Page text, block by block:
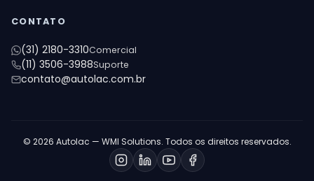
CONTATO
(31) 2180-3310Comercial
(11) 3506-3988Suporte
contato@autolac.com.br
© 2026 Autolac — WMI Solutions. Todos os direitos reservados.